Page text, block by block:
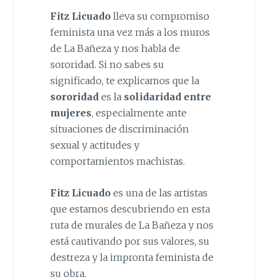
Fitz Licuadolleva su compromiso
feminista una vez más a los muros
de La Bañeza y nos habla de
sororidad. Si no sabes su
significado, te explicamos que la
sororidad es la solidaridad entre
mujeres, especialmente ante
situaciones de discriminación
sexual y actitudes y
comportamientos machistas.
Fitz Licuadoes una de las artistas
que estamos descubriendo en esta
ruta de murales de La Bañeza y nos
está cautivando por sus valores, su
destreza y la impronta feminista de
su obra.